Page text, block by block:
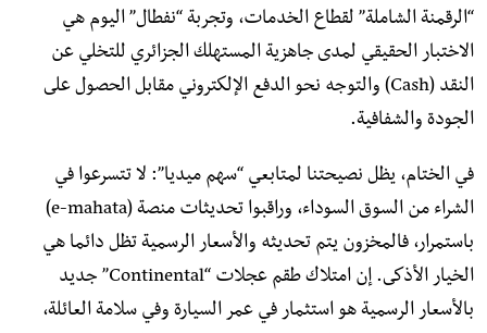
“الرقمنة الشاملة” لقطاع الخدمات، وتجربة “نفطال” اليوم هي
الاختبار الحقيقي لمدى جاهزية المستهلك الجزائري للتخلي عن
النقد (Cash) والتوجه نحو الدفع الإلكتروني مقابل الحصول على
الجودة والشفافية.
​في الختام، يظل نصيحتنا لمتابعي “سهم ميديا”: لا تتسرعوا في
الشراء من السوق السوداء، وراقبوا تحديثات منصة (e-mahata)
باستمرار، فالمخزون يتم تحديثه والأسعار الرسمية تظل دائما هي
الخيار الأذكى. إن امتلاك طقم عجلات “Continental” جديد
بالأسعار الرسمية هو استثمار في عمر السيارة وفي سلامة العائلة،